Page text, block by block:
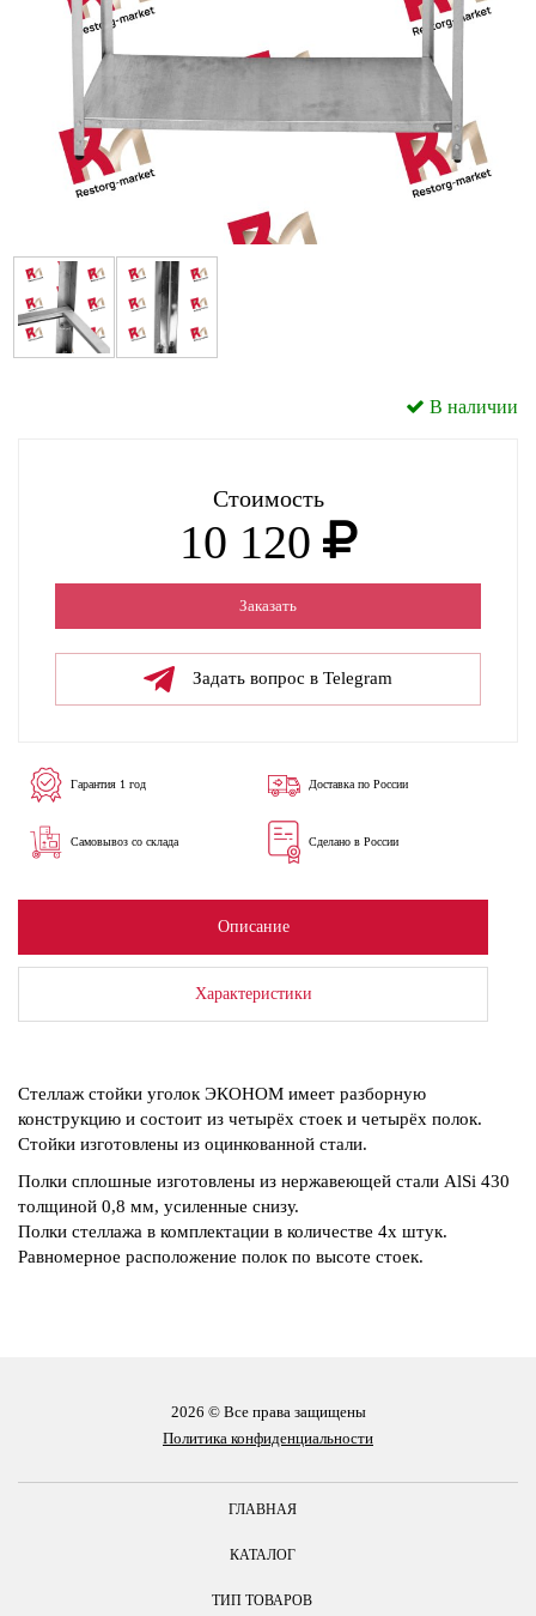
В наличии
Стоимость
10 120
Заказать
Задать вопрос в Telegram
Гарантия 1 год Доставка по России
Самовывоз со склада Сделано в России
Описание
Характеристики
Стеллаж стойки уголок ЭКОНОМ имеет разборную
конструкцию и состоит из четырёх стоек и четырёх полок.
Стойки изготовлены из оцинкованной стали.
Полки сплошные изготовлены из нержавеющей стали AlSi 430
толщиной 0,8 мм, усиленные снизу.
Полки стеллажа в комплектации в количестве 4х штук.
Равномерное расположение полок по высоте стоек.
2026 © Все права защищены
Политика конфиденциальности
ГЛАВНАЯ
КАТАЛОГ
ТИП ТОВАРОВ